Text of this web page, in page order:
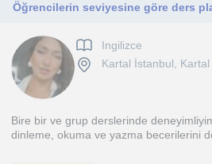
Ingilizce
Kartal İstanbul, Kartal
Bire bir ve grup derslerinde
dinleme, okuma ve yazma becerilerini